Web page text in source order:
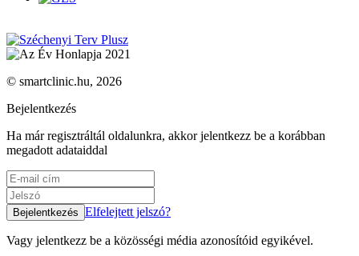
© smartclinic.hu, 2026
Bejelentkezés
Ha már regisztráltál oldalunkra, akkor jelentkezz be a korábban
megadott adataiddal
Elfelejtett jelszó?
Vagy jelentkezz be a közösségi média azonosítóid egyikével.